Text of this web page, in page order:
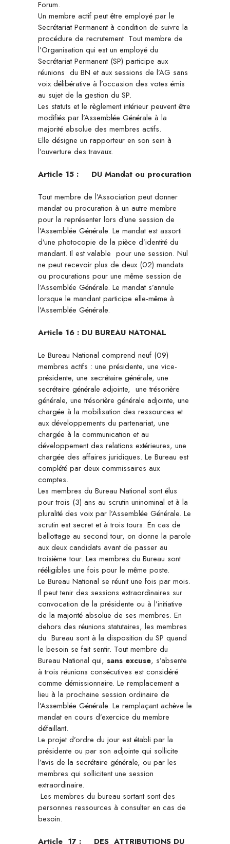
Forum.
Un membre actif peut être employé par le
Secrétariat Permanent à condition de suivre la
procédure de recrutement. Tout membre de
l’Organisation qui est un employé du
Secrétariat Permanent (SP) participe aux
réunions du BN et aux sessions de l’AG sans
voix délibérative à l’occasion des votes émis
au sujet de la gestion du SP.
Les statuts et le règlement intérieur peuvent être
modifiés par l’Assemblée Générale à la
majorité absolue des membres actifs.
Elle désigne un rapporteur en son sein à
l’ouverture des travaux.
Article 15 :
DU Mandat ou procuration
Tout membre de l’Association peut donner
mandat ou procuration à un autre membre
pour la représenter lors d’une session de
l’Assemblée Générale. Le mandat est assorti
d’une photocopie de la pièce d’identité du
mandant. Il est valable pour une session. Nul
ne peut recevoir plus de deux (02) mandats
ou procurations pour une même session de
l’Assemblée Générale. Le mandat s’annule
lorsque le mandant participe elle-même à
l’Assemblée Générale.
Article 16 : DU BUREAU NATONAL
Le Bureau National comprend neuf (09)
membres actifs : une présidente, une vice-
présidente, une secrétaire générale, une
secrétaire générale adjointe, une trésorière
générale, une trésorière générale adjointe, une
chargée à la mobilisation des ressources et
aux développements du partenariat, une
chargée à la communication et au
développement des relations extérieures, une
chargée des affaires juridiques. Le Bureau est
complété par deux commissaires aux
comptes.
Les membres du Bureau National sont élus
pour trois (3) ans au scrutin uninominal et à la
pluralité des voix par l’Assemblée Générale. Le
scrutin est secret et à trois tours. En cas de
ballottage au second tour, on donne la parole
aux deux candidats avant de passer au
troisième tour. Les membres du Bureau sont
rééligibles une fois pour le même poste.
Le Bureau National se réunit une fois par mois.
Il peut tenir des sessions extraordinaires sur
convocation de la présidente ou à l’initiative
de la majorité absolue de ses membres. En
dehors des réunions statutaires, les membres
du Bureau sont à la disposition du SP quand
le besoin se fait sentir. Tout membre du
Bureau National qui, sans excuse, s’absente
à trois réunions consécutives est considéré
comme démissionnaire. Le remplacement a
lieu à la prochaine session ordinaire de
l’Assemblée Générale. Le remplaçant achève le
mandat en cours d’exercice du membre
défaillant.
Le projet d’ordre du jour est établi par la
présidente ou par son adjointe qui sollicite
l’avis de la secrétaire générale, ou par les
membres qui sollicitent une session
extraordinaire.
Les membres du bureau sortant sont des
personnes ressources à consulter en cas de
besoin.
Article 17 : DES ATTRIBUTIONS DU